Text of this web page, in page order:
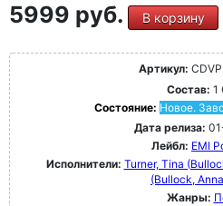
5999 руб. В корзину
Артикул:
Состав: 1
Состояние: Новое.
Дата релиза:
Лейбл: EMI
Исполнители: Turner, Tina
(Bullock,
Жанры: